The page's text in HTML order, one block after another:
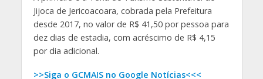
Jijoca de Jericoacoara, cobrada pela Prefeitura
desde 2017, no valor de R$ 41,50 por pessoa para
dez dias de estadia, com acréscimo de R$ 4,15
por dia adicional.
>>Siga o GCMAIS no Google Notícias<<<